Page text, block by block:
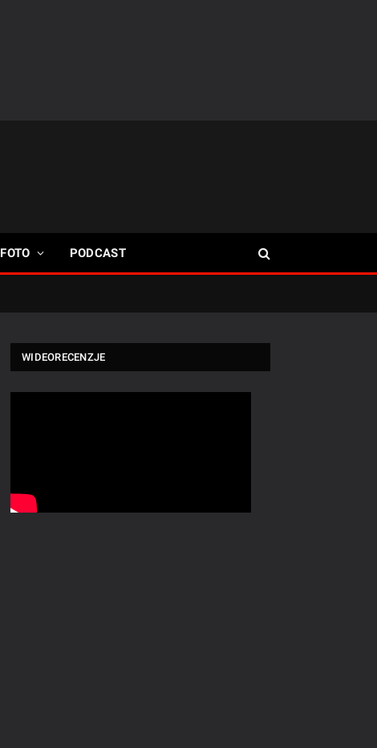
FOTO PODCAST
WIDEORECENZJE